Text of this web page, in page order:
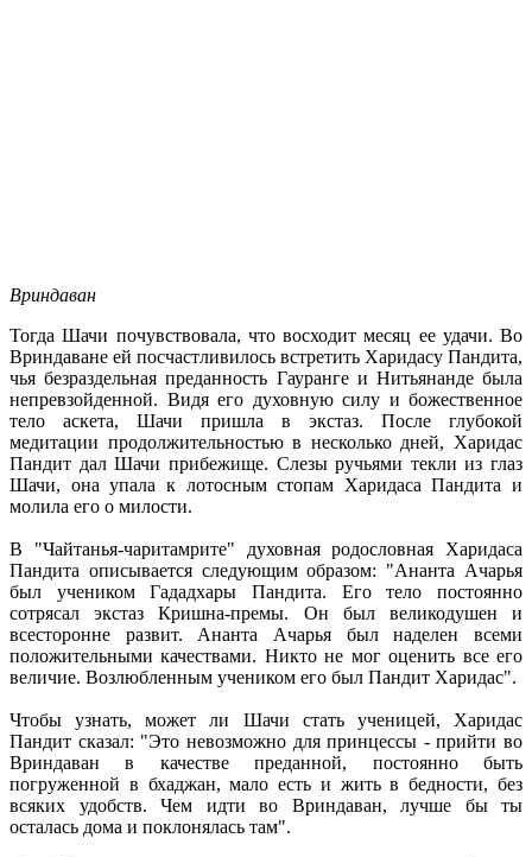
Вриндаван
Тогда Шачи почувствовала, что восходит месяц ее удачи. Во
Вриндаване ей посчастливилось встретить Харидасу Пандита,
чья безраздельная преданность Гауранге и Нитьянанде была
непревзойденной. Видя его духовную силу и божественное
тело аскета, Шачи пришла в экстаз. После глубокой
медитации продолжительностью в несколько дней, Харидас
Пандит дал Шачи прибежище. Слезы ручьями текли из глаз
Шачи, она упала к лотосным стопам Харидаса Пандита и
молила его о милости.
В "Чайтанья-чаритамрите" духовная родословная Харидаса
Пандита описывается следующим образом: "Ананта Ачарья
был учеником Гададхары Пандита. Его тело постоянно
сотрясал экстаз Кришна-премы. Он был великодушен и
всесторонне развит. Ананта Ачарья был наделен всеми
положительными качествами. Никто не мог оценить все его
величие. Возлюбленным учеником его был Пандит Харидас".
Чтобы узнать, может ли Шачи стать ученицей, Харидас
Пандит сказал: "Это невозможно для принцессы - прийти во
Вриндаван в качестве преданной, постоянно быть
погруженной в бхаджан, мало есть и жить в бедности, без
всяких удобств. Чем идти во Вриндаван, лучше бы ты
осталась дома и поклонялась там".